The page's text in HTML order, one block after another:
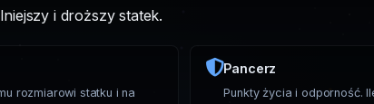
i droższy statek.
rozmiarowi statku i na
Pancerz
Punkty życia i odporność.